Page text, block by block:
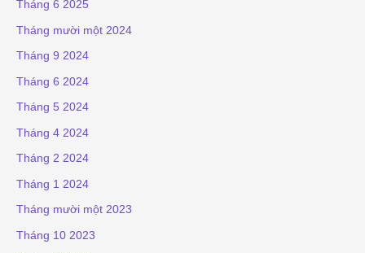
Tháng 6 2025
Tháng mười một 2024
Tháng 9 2024
Tháng 6 2024
Tháng 5 2024
Tháng 4 2024
Tháng 2 2024
Tháng 1 2024
Tháng mười một 2023
Tháng 10 2023